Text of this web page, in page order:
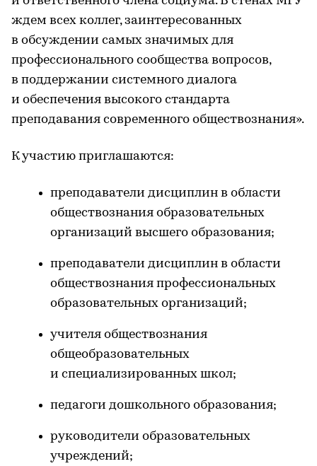
ждем всех коллег, заинтересованных
в обсуждении самых значимых для
профессионального сообщества вопросов,
в поддержании системного диалога
и обеспечения высокого стандарта
преподавания современного обществознания».
К участию приглашаются:
преподаватели дисциплин в области
обществознания образовательных
организаций высшего образования;
преподаватели дисциплин в области
обществознания профессиональных
образовательных организаций;
учителя обществознания
общеобразовательных
и специализированных школ;
педагоги дошкольного образования;
руководители образовательных
учреждений;